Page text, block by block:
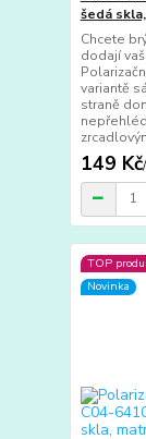
šedá
Chcete
dodají
variantě
straně
149 Kč/
TOP
Novinka